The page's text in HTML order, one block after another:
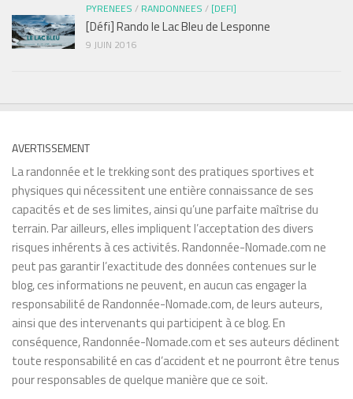
PYRENEES / RANDONNEES / [DEFI]
[Défi] Rando le Lac Bleu de Lesponne
9 JUIN 2016
AVERTISSEMENT
La randonnée et le trekking sont des pratiques sportives et
physiques qui nécessitent une entière connaissance de ses
capacités et de ses limites, ainsi qu’une parfaite maîtrise du
terrain. Par ailleurs, elles impliquent l’acceptation des divers
risques inhérents à ces activités. Randonnée-Nomade.com ne
peut pas garantir l’exactitude des données contenues sur le
blog, ces informations ne peuvent, en aucun cas engager la
responsabilité de Randonnée-Nomade.com, de leurs auteurs,
ainsi que des intervenants qui participent à ce blog. En
conséquence, Randonnée-Nomade.com et ses auteurs déclinent
toute responsabilité en cas d’accident et ne pourront être tenus
pour responsables de quelque manière que ce soit.